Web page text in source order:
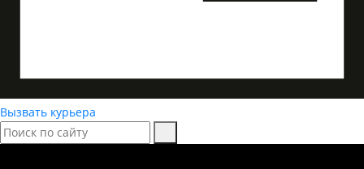
Вызвать курьера